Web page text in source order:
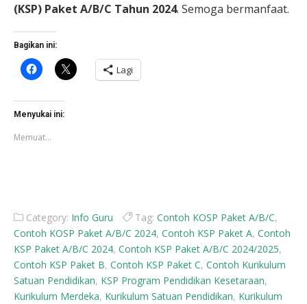
(KSP) Paket A/B/C Tahun 2024. Semoga bermanfaat.
Bagikan ini:
Klik
untuk
Facebook(Membuka
di
jendela
baru)
Klik
untuk
berbagi
Lagi
Menyukai ini:
Memuat...
Category: Info Guru Tag: Contoh KOSP Paket A/B/C,
Contoh KOSP Paket A/B/C 2024, Contoh KSP Paket A, Contoh
KSP Paket A/B/C 2024, Contoh KSP Paket A/B/C 2024/2025,
Contoh KSP Paket B, Contoh KSP Paket C, Contoh Kurikulum
Satuan Pendidikan, KSP Program Pendidikan Kesetaraan,
Kurikulum Merdeka, Kurikulum Satuan Pendidikan, Kurikulum